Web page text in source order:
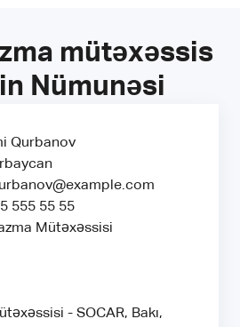
mütəxəssis
Nümunəsi
Qurbanov
555 55 55
Mütəxəssisi
- SOCAR, Bakı,